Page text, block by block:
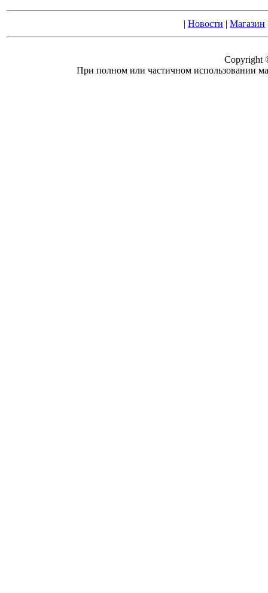
| Новости | Магазин
Copyright
При полном или частичном использовании